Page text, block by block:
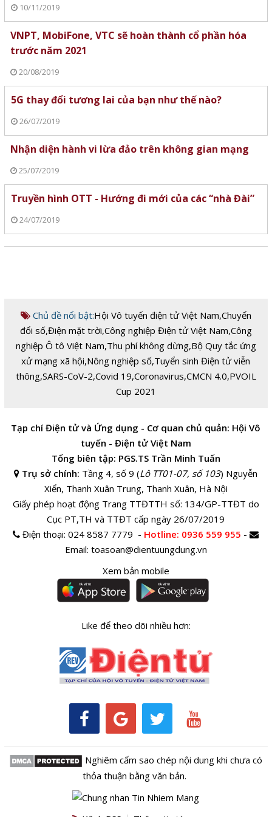
10/11/2019
VNPT, MobiFone, VTC sẽ hoàn thành cổ phần hóa
trước năm 2021
20/08/2019
5G thay đổi tương lai của bạn như thế nào?
26/07/2019
Nhận diện hành vi lừa đảo trên không gian mạng
25/07/2019
Truyền hình OTT - Hướng đi mới của các “nhà Đài”
24/07/2019
Chủ đề nổi bật:Hội Vô tuyến điện tử Việt Nam,Chuyển
đổi số,Điện mặt trời,Công nghiệp Điện tử Việt Nam,Công
nghiệp Ô tô Việt Nam,Thu phí không dừng,Bộ Quy tắc ứng
xử mạng xã hội,Nông nghiệp số,Tuyển sinh Điện tử viễn
thông,SARS-CoV-2,Covid 19,Coronavirus,CMCN 4.0,PVOIL
Cup 2021
Tạp chí Điện tử và Ứng dụng - Cơ quan chủ quản: Hội Vô
tuyến - Điện tử Việt Nam
Tổng biên tập: PGS.TS Trần Minh Tuấn
Trụ sở chính: Tầng 4, số 9 (Lô TT01-07, số 103) Nguyễn
Xiển, Thanh Xuân Trung, Thanh Xuân, Hà Nội
Giấy phép hoạt động Trang TTĐTTH số: 134/GP-TTĐT do
Cục PT,TH và TTĐT cấp ngày 26/07/2019
Điện thoại:024 8587 7779 - Hotline: 0936 559 955 -
Email: toasoan@dientuungdung.vn
Xem bản mobile
Like để theo dõi nhiều hơn:
Nghiêm cấm sao chép nội dung khi chưa có
thỏa thuận bằng văn bản.